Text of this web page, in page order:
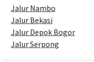
Jalur Nambo
Jalur Bekasi
Jalur Depok Bogor
Jalur Serpong